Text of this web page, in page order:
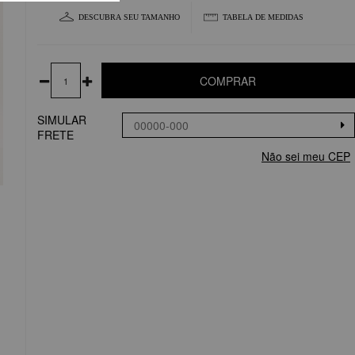
DESCUBRA SEU TAMANHO TABELA DE MEDIDAS
COMPRAR
SIMULAR
FRETE
Não sei meu CEP